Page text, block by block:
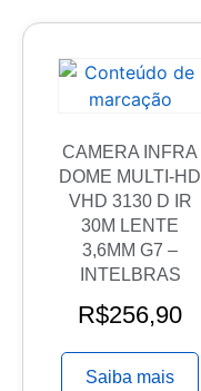
CAMERA INFRA
DOME MULTI-HD
VHD 3130 D IR
30M LENTE
3,6MM G7 –
INTELBRAS
R$256,90
Saiba mais